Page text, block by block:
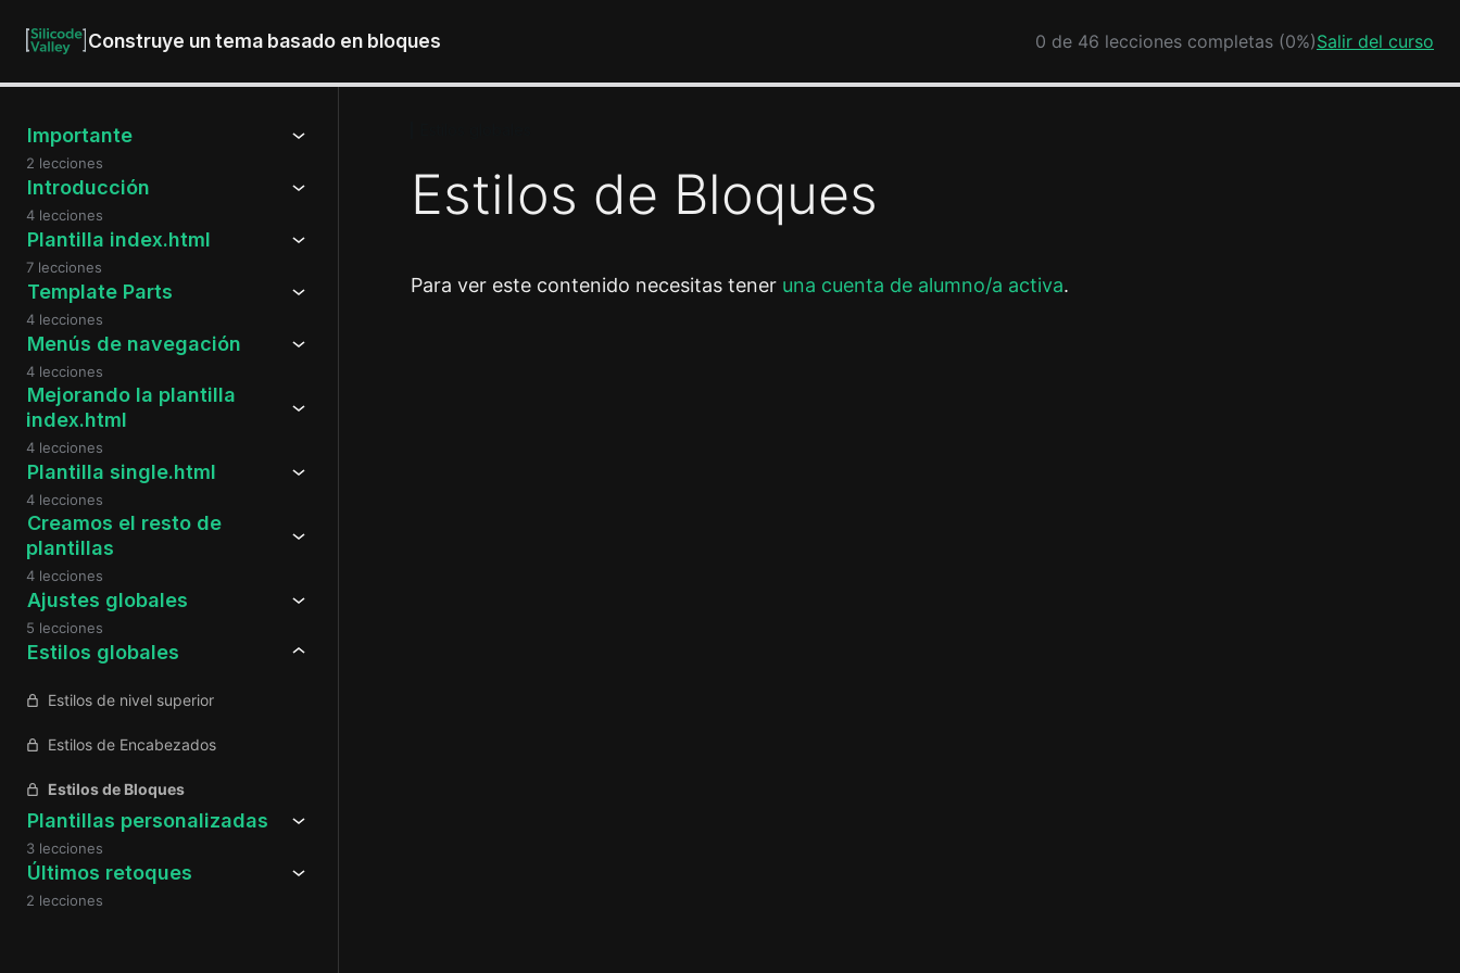
Construye un tema basado en bloques 0 de 46 lecciones completas (0%)Salir del curso
Importante
2 lecciones
Introducción
4 lecciones
Plantilla index.html
7 lecciones
Template Parts
4 lecciones
Menús de navegación
4 lecciones
Mejorando la plantilla
index.html
4 lecciones
Plantilla single.html
4 lecciones
Creamos el resto de
plantillas
4 lecciones
Ajustes globales
5 lecciones
Estilos globales
Estilos de nivel superior
Estilos de Encabezados
Estilos de Bloques
Plantillas personalizadas
3 lecciones
Últimos retoques
2 lecciones
Estilos de Bloques
Para ver este contenido necesitas tener una cuenta de alumno/a activa.